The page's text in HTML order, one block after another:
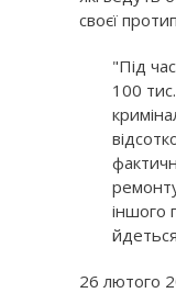
своєї
"Під
100
іншого
26 лютого